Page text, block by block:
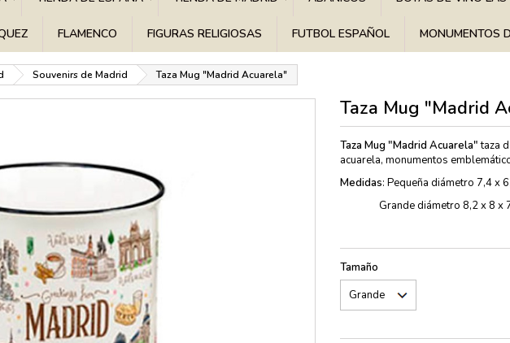
FLAMENCO FIGURAS RELIGIOSAS FUTBOL ESPAÑOL MONUMENTOS
Souvenirs de Madrid Taza Mug "Madrid Acuarela"
Taza Mug "Madrid
Taza Mug "Madrid Acuarela"taza
acuarela, monumentos
Medidas: Pequeña diámetro 7,4 x
Grande diámetro 8,2 x 8 x
Tamaño